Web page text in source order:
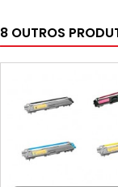
Capacidade: 11,6
Compatíveis
Amarelo, T1634 -
8 OUTROS